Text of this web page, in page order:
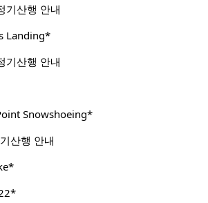
기산행 안내
Landing*
기산행 안내
Snowshoeing*
산행 안내